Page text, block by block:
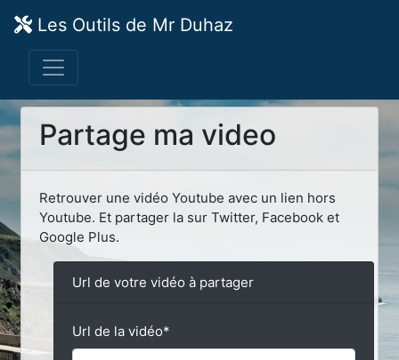
Les Outils de Mr Duhaz
Partage ma video
Retrouver une vidéo Youtube avec un lien hors
Youtube. Et partager la sur Twitter, Facebook et
Google Plus.
Url de votre vidéo à partager
Url de la vidéo*